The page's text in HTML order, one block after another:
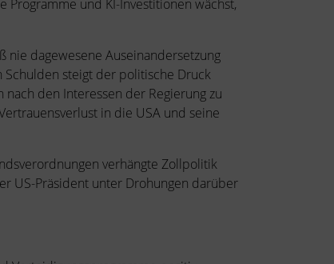
und KI-Investitionen wächst,
nie dagewesene Auseinandersetzung
steigt der politische Druck
den Interessen der Regierung zu
in die USA und seine
verhängte Zollpolitik
US-Präsident unter Drohungen darüber